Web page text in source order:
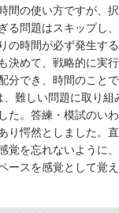
間の使い方ですが、
る問題はスキップし
の時間が必ず発生す
決めて、戦略的に実
分でき、時間のこと
難しい問題に取り
た。答練・模試のい
り愕然としました。
覚を忘れないように
ースを感覚として覚